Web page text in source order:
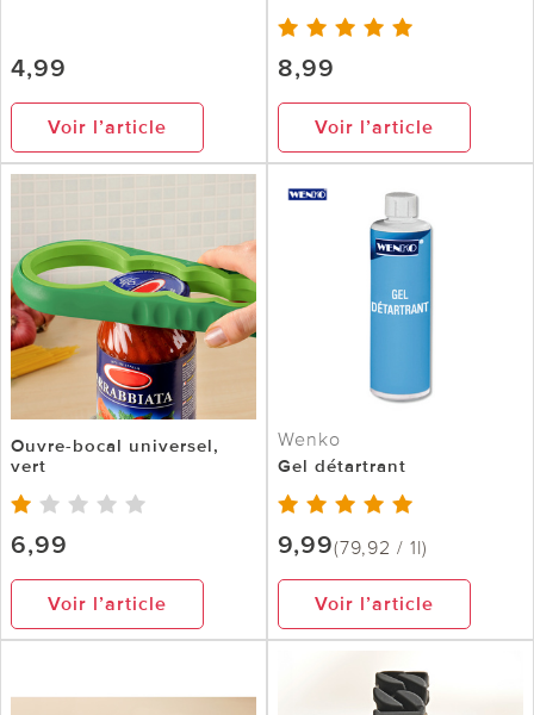
4,99
Voir l’article
8,99
Voir l’article
Ouvre-bocal universel,
vert
6,99
Voir l’article
Wenko
Gel détartrant
9,99(79,92 / 1l)
Voir l’article